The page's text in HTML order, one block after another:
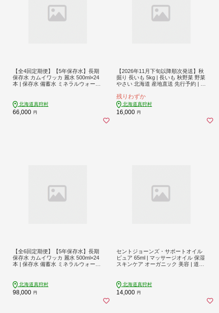
【全4回定期便】【5年保存水】長期
保存水 カムイワッカ 麗水 500ml×24
本 | 保存水 備蓄水 ミネラルウォータ
蓄 北海道 | 株式会社ジャパン・ミネ
ラル [BPAI008]
北海道真狩村
66,000 円
【2026年11月下旬以降順次発送】秋
掘り 長いも 5kg | 長いも 秋野菜 野菜
やさい 北海道 産地直送 先行予約 | 道
6]
残りわずか
北海道真狩村
16,000 円
【全6回定期便】【5年保存水】長期
保存水 カムイワッカ 麗水 500ml×24
本 | 保存水 備蓄水 ミネラルウォータ
蓄 北海道 | 株式会社ジャパン・ミネ
ラル [BPAI009]
北海道真狩村
98,000 円
セントジョーンズ・サポートオイル
ピュア 65ml | マッサージオイル 保湿
スキンケア オーガニック 美容 | 道の
北海道真狩村
14,000 円